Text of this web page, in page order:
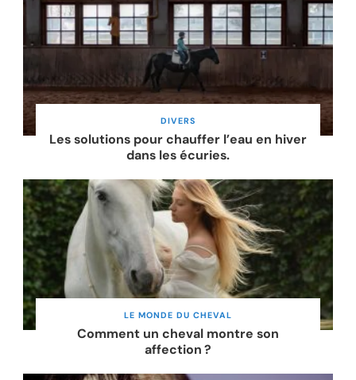
DIVERS
Les solutions pour chauffer l’eau en hiver
dans les écuries.
LE MONDE DU CHEVAL
Comment un cheval montre son
affection ?